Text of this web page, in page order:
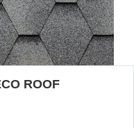
ROOF